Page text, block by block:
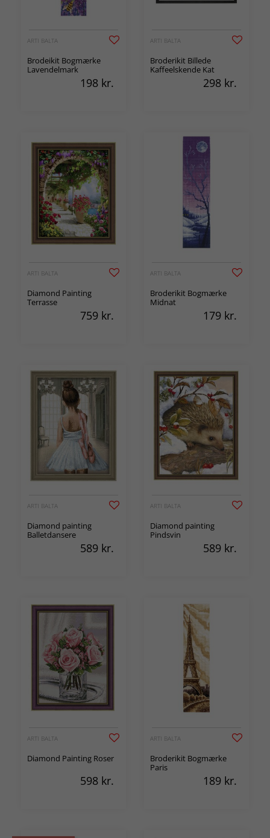
ARTI BALTA
Brodeikit Bogmærke
Lavendelmark
198 kr.
ARTI BALTA
Broderikit Billede
Kaffeelskende Kat
298 kr.
ARTI BALTA
Diamond Painting
Terrasse
759 kr.
ARTI BALTA
Broderikit Bogmærke
Midnat
179 kr.
ARTI BALTA
Diamond painting
Balletdansere
589 kr.
ARTI BALTA
Diamond painting
Pindsvin
589 kr.
ARTI BALTA
Diamond Painting Roser
598 kr.
ARTI BALTA
Broderikit Bogmærke
Paris
189 kr.